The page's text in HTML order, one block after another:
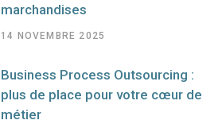
marchandises
14 NOVEMBRE 2025
Business Process Outsourcing :
plus de place pour votre cœur de
métier